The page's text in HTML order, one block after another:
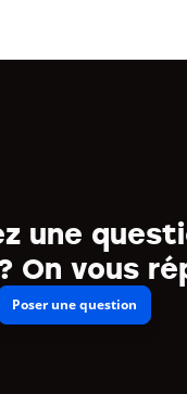
une
On vous
Poser une question